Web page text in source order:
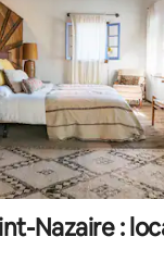
Nazaire :